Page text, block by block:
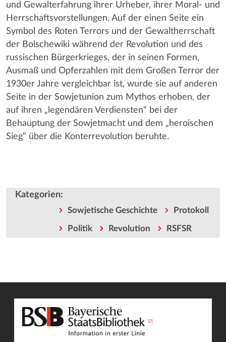
und Gewalterfahrung ihrer Urheber, ihrer Moral- und
Herrschaftsvorstellungen. Auf der einen Seite ein
Symbol des Roten Terrors und der Gewaltherrschaft
der Bolschewiki während der Revolution und des
russischen Bürgerkrieges, der in seinen Formen,
Ausmaß und Opferzahlen mit dem Großen Terror der
1930er Jahre vergleichbar ist, wurde sie auf anderen
Seite in der Sowjetunion zum Mythos erhoben, der
auf ihren „legendären Verdiensten“ bei der
Behauptung der Sowjetmacht und dem „heroischen
Sieg“ über die Konterrevolution beruhte.
Kategorien:
Sowjetische Geschichte Protokoll
Politik Revolution RSFSR